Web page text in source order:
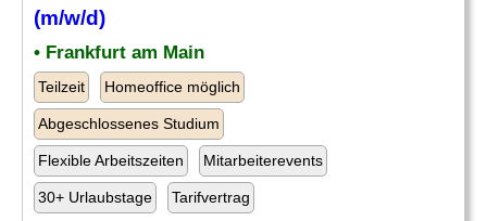
(m/w/d)
• Frankfurt am Main
Teilzeit Homeoffice möglich
Abgeschlossenes Studium
Flexible Arbeitszeiten Mitarbeiterevents
30+ Urlaubstage Tarifvertrag